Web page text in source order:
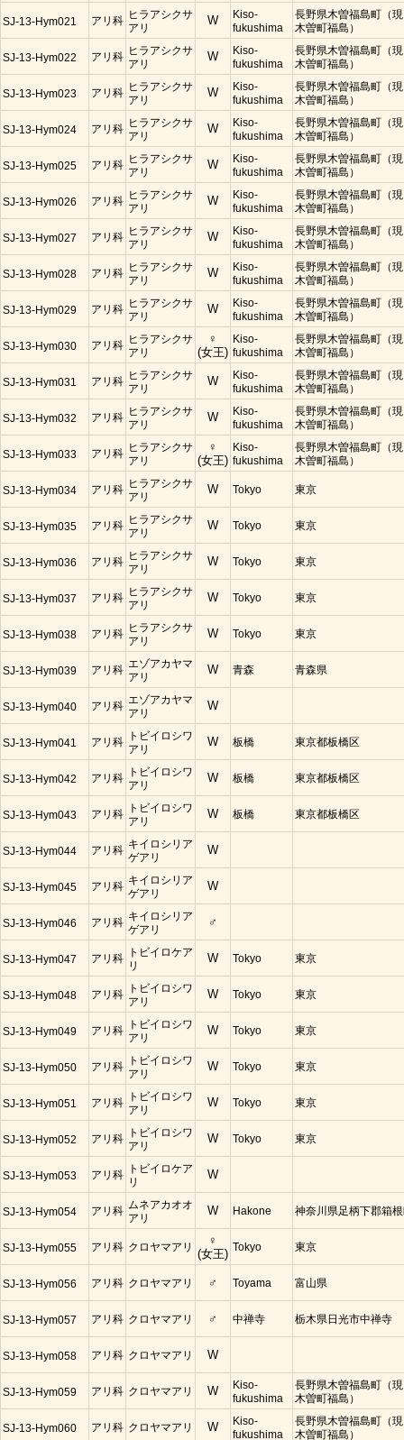
SJ-13-Hym021 アリ科 ヒラアシクサ
アリ
W
Kiso-
fukushima
長野県木曽福島町（
木曽町福島）
SJ-13-Hym022 アリ科 ヒラアシクサ
アリ
W
Kiso-
fukushima
長野県木曽福島町（
木曽町福島）
SJ-13-Hym023 アリ科 ヒラアシクサ
アリ
W
Kiso-
fukushima
長野県木曽福島町（
木曽町福島）
SJ-13-Hym024 アリ科 ヒラアシクサ
アリ
W
Kiso-
fukushima
長野県木曽福島町（
木曽町福島）
SJ-13-Hym025 アリ科 ヒラアシクサ
アリ
W
Kiso-
fukushima
長野県木曽福島町（
木曽町福島）
SJ-13-Hym026 アリ科 ヒラアシクサ
アリ
W
Kiso-
fukushima
長野県木曽福島町（
木曽町福島）
SJ-13-Hym027 アリ科 ヒラアシクサ
アリ
W
Kiso-
fukushima
長野県木曽福島町（
木曽町福島）
SJ-13-Hym028 アリ科 ヒラアシクサ
アリ
W
Kiso-
fukushima
長野県木曽福島町（
木曽町福島）
SJ-13-Hym029 アリ科 ヒラアシクサ
アリ
W
Kiso-
fukushima
長野県木曽福島町（
木曽町福島）
SJ-13-Hym030 アリ科 ヒラアシクサ
アリ
♀
(女王)
Kiso-
fukushima
長野県木曽福島町（
木曽町福島）
SJ-13-Hym031 アリ科 ヒラアシクサ
アリ
W
Kiso-
fukushima
長野県木曽福島町（
木曽町福島）
SJ-13-Hym032 アリ科 ヒラアシクサ
アリ
W
Kiso-
fukushima
長野県木曽福島町（
木曽町福島）
SJ-13-Hym033 アリ科 ヒラアシクサ
アリ
♀
(女王)
Kiso-
fukushima
長野県木曽福島町（
木曽町福島）
SJ-13-Hym034 アリ科 ヒラアシクサ
アリ
W Tokyo 東京
SJ-13-Hym035 アリ科 ヒラアシクサ
アリ
W Tokyo 東京
SJ-13-Hym036 アリ科 ヒラアシクサ
アリ
W Tokyo 東京
SJ-13-Hym037 アリ科 ヒラアシクサ
アリ
W Tokyo 東京
SJ-13-Hym038 アリ科 ヒラアシクサ
アリ
W Tokyo 東京
SJ-13-Hym039 アリ科 エゾアカヤマ
アリ
W 青森 青森県
SJ-13-Hym040 アリ科 エゾアカヤマ
アリ
W
SJ-13-Hym041 アリ科
トビイロシワ
アリ
W 板橋 東京都板橋区
SJ-13-Hym042 アリ科
トビイロシワ
アリ
W 板橋 東京都板橋区
SJ-13-Hym043 アリ科
トビイロシワ
アリ
W 板橋 東京都板橋区
SJ-13-Hym044 アリ科 キイロシリア
ゲアリ
W
SJ-13-Hym045 アリ科 キイロシリア
ゲアリ
W
SJ-13-Hym046 アリ科 キイロシリア
ゲアリ
♂
SJ-13-Hym047 アリ科
トビイロケア
リ
W Tokyo 東京
SJ-13-Hym048 アリ科
トビイロシワ
アリ
W Tokyo 東京
SJ-13-Hym049 アリ科
トビイロシワ
アリ
W Tokyo 東京
SJ-13-Hym050 アリ科
トビイロシワ
アリ
W Tokyo 東京
SJ-13-Hym051 アリ科
トビイロシワ
アリ
W Tokyo 東京
SJ-13-Hym052 アリ科
トビイロシワ
アリ
W Tokyo 東京
SJ-13-Hym053 アリ科
トビイロケア
リ
W
SJ-13-Hym054 アリ科 ムネアカオオ
アリ
W Hakone 神奈川県足柄下郡箱
SJ-13-Hym055 アリ科 クロヤマアリ
♀
(女王)
Tokyo 東京
SJ-13-Hym056 アリ科 クロヤマアリ ♂ Toyama 富山県
SJ-13-Hym057 アリ科 クロヤマアリ ♂ 中禅寺 栃木県日光市中禅寺
SJ-13-Hym058 アリ科 クロヤマアリ W
SJ-13-Hym059 アリ科 クロヤマアリ W
Kiso-
fukushima
長野県木曽福島町（
木曽町福島）
SJ-13-Hym060 アリ科 クロヤマアリ W
Kiso-
fukushima
長野県木曽福島町（
木曽町福島）